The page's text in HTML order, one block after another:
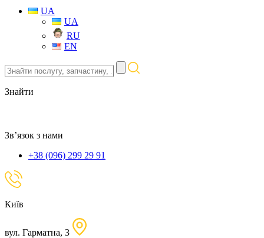
UA
UA
RU
EN
Знайти
послугу,
запчастину,
локацію
Знайти
Зв’язок з нами
+38 (096) 299 29 91
Київ
вул. Гарматна, 3